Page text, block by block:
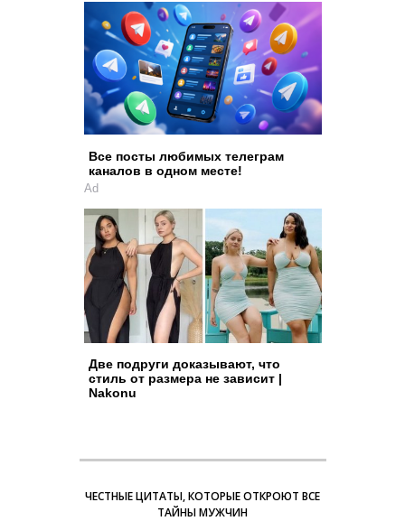
Все посты любимых телеграм
каналов в одном месте!
Ad
Две подруги доказывают, что
стиль от размера не зависит |
Nakonu
ЧЕСТНЫЕ ЦИТАТЫ, КОТОРЫЕ ОТКРОЮТ ВСЕ
ТАЙНЫ МУЖЧИН